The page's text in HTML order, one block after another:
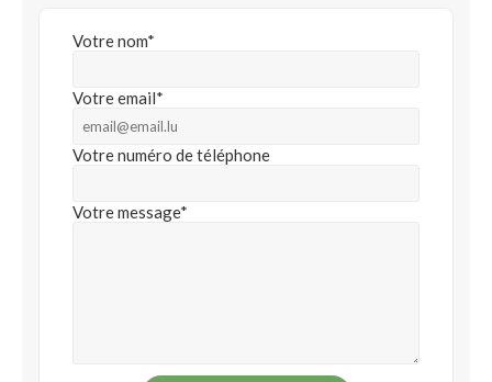
Votre nom*
Votre email*
Votre numéro de téléphone
Votre message*